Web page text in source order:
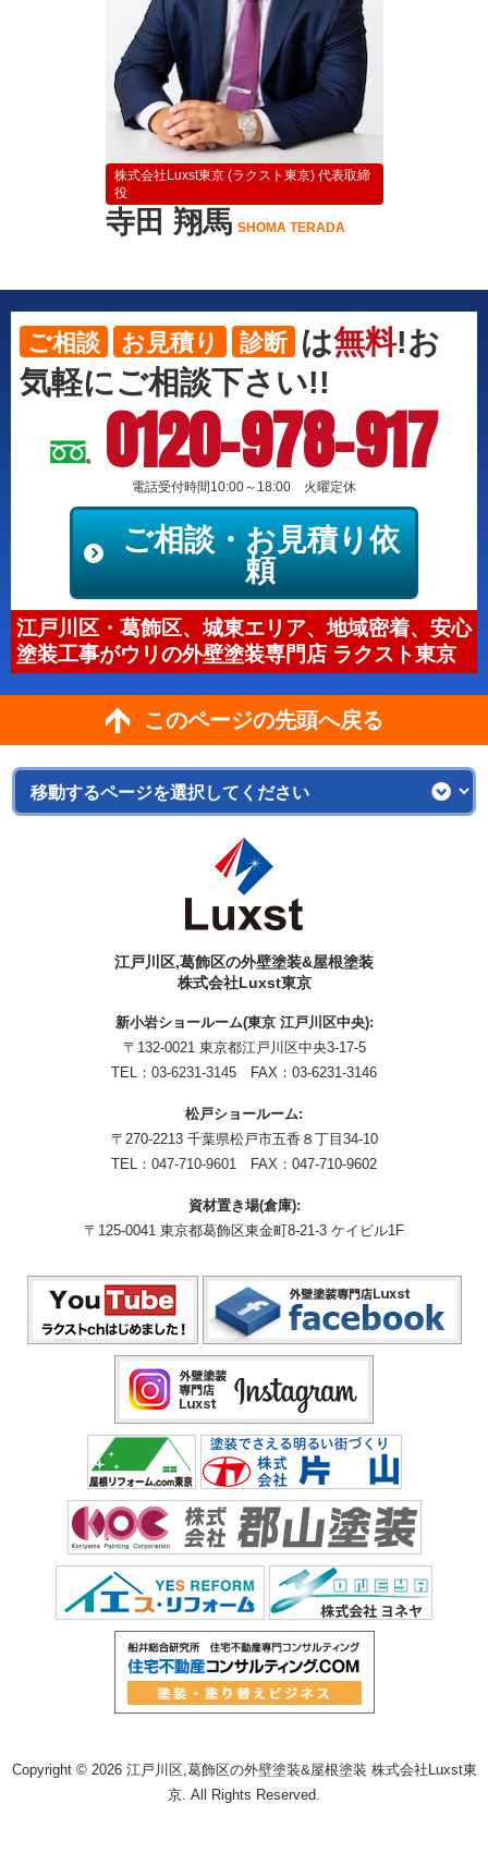
株式会社Luxst東京 (ラクスト東京) 代表取締
役
寺田 翔馬 SHOMA TERADA
ご相談 お見積り 診断 は無料!お
気軽にご相談下さい!!
0120-978-917
電話受付時間10:00～18:00 火曜定休
ご相談・お見積り依
頼
江戸川区・葛飾区、城東エリア、地域密着、安心
塗装工事がウリの外壁塗装専門店 ラクスト東京
このページの先頭へ戻る
江戸川区,葛飾区の外壁塗装&屋根塗装
株式会社Luxst東京
新小岩ショールーム(東京 江戸川区中央):
〒132-0021 東京都江戸川区中央3-17-5
TEL： 03-6231-3145 FAX：03-6231-3146
松戸ショールーム:
〒270-2213 千葉県松戸市五香８丁目34-10
TEL： 047-710-9601 FAX：047-710-9602
資材置き場(倉庫):
〒125-0041 東京都葛飾区東金町8-21-3 ケイビル1F
Copyright © 2026 江戸川区,葛飾区の外壁塗装&屋根塗装 株式会社Luxst東
京. All Rights Reserved.